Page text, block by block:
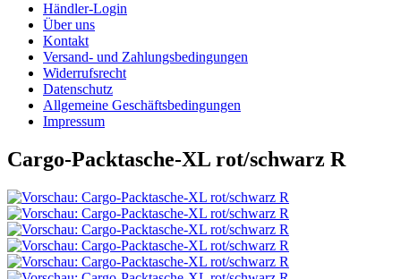
Händler-Login
Über uns
Kontakt
Versand- und Zahlungsbedingungen
Widerrufsrecht
Datenschutz
Allgemeine Geschäftsbedingungen
Impressum
Cargo-Packtasche-XL rot/schwarz R